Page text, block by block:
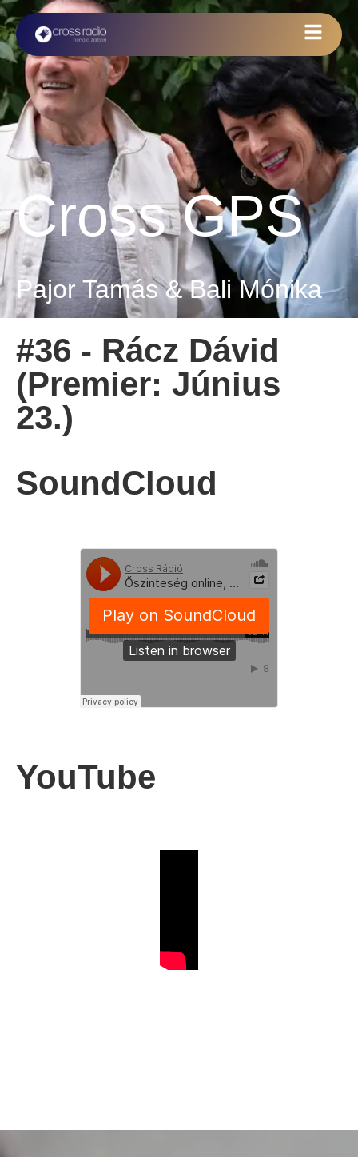
Cross GPS
Pajor Tamás & Bali Mónika
#36 - Rácz Dávid
(Premier: Június
23.)
SoundCloud
YouTube